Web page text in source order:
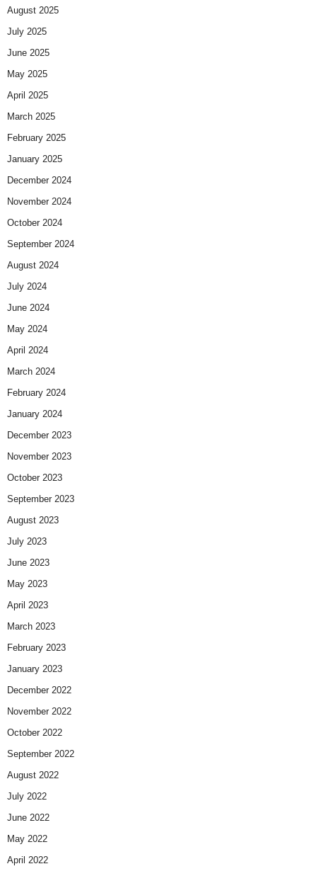
August 2025
July 2025
June 2025
May 2025
April 2025
March 2025
February 2025
January 2025
December 2024
November 2024
October 2024
September 2024
August 2024
July 2024
June 2024
May 2024
April 2024
March 2024
February 2024
January 2024
December 2023
November 2023
October 2023
September 2023
August 2023
July 2023
June 2023
May 2023
April 2023
March 2023
February 2023
January 2023
December 2022
November 2022
October 2022
September 2022
August 2022
July 2022
June 2022
May 2022
April 2022